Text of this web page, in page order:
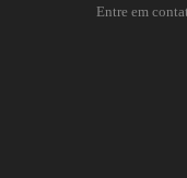
Entre em